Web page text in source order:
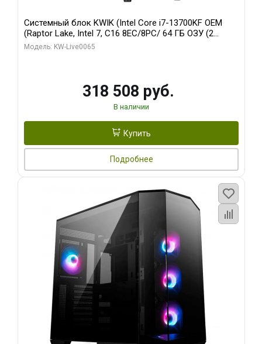
Системный блок KWIK (Intel Core i7-13700KF OEM
(Raptor Lake, Intel 7, C16 8EC/8PC/ 64 ГБ ОЗУ (2
модуля)/ ASUS RTX5080 PROART OC 16GB GDDR7
Модель: KW-Live0065
318 508 руб.
В наличии
Купить
Подробнее